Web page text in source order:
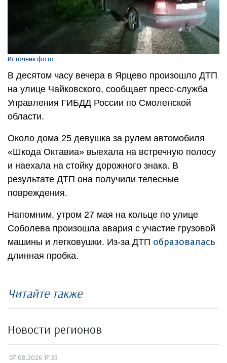
Источник фото
В десятом часу вечера в Ярцево произошло ДТП
на улице Чайковского, сообщает пресс-служба
Управления ГИБДД России по Смоленской
области.
Около дома 25 девушка за рулем автомобиля
«Шкода Октавиа» выехала на встречную полосу
и наехала на стойку дорожного знака. В
результате ДТП она получили телесные
повреждения.
Напомним, утром 27 мая на кольце по улице
Соболева произошла авария с участие грузовой
машины и легковушки. Из-за ДТП образовалась
длинная пробка.
Читайте также
Новости регионов
07.08.2026 17:33